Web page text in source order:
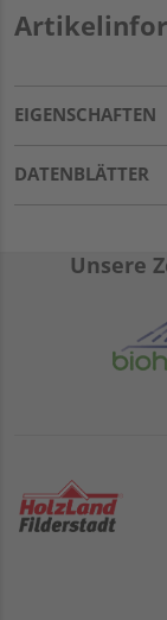
EIGENSCHAFTEN
DATENBLÄTTER
Unsere